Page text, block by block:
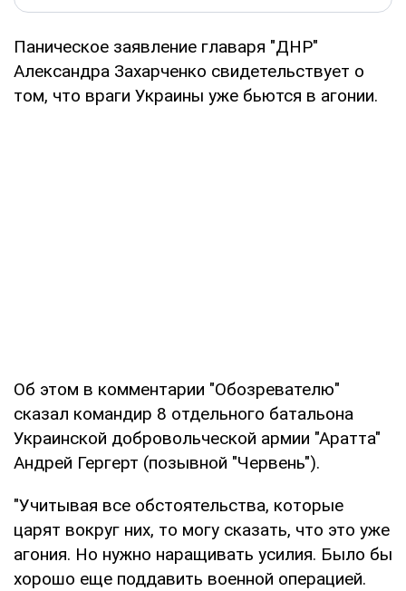
Паническое заявление главаря "ДНР"
Александра Захарченко свидетельствует о
том, что враги Украины уже бьются в агонии.
Об этом в комментарии "Обозревателю"
сказал командир 8 отдельного батальона
Украинской добровольческой армии "Аратта"
Андрей Гергерт (позывной "Червень").
"Учитывая все обстоятельства, которые
царят вокруг них, то могу сказать, что это уже
агония. Но нужно наращивать усилия. Было бы
хорошо еще поддавить военной операцией.